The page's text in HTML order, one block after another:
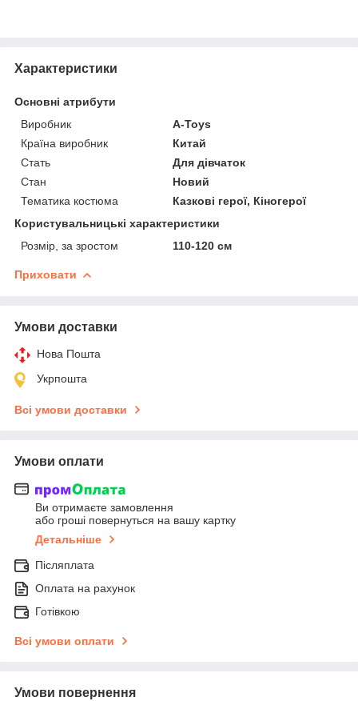
Характеристики
Основні атрибути
Виробник
A-Toys
Країна виробник
Китай
Стать
Для дівчаток
Стан
Новий
Тематика костюма
Казкові герої, Кіногерої
Користувальницькі характеристики
Розмір, за зростом
110-120 см
Приховати
Умови доставки
Нова Пошта
Укрпошта
Всі умови доставки
Умови оплати
Ви отримаєте замовлення
або гроші повернуться на вашу картку
Детальніше
Післяплата
Оплата на рахунок
Готівкою
Всі умови оплати
Умови повернення